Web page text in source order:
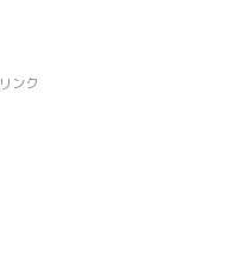
ンク